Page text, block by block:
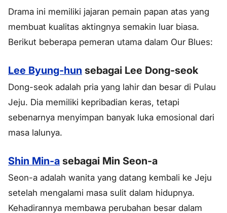
Drama ini memiliki jajaran pemain papan atas yang
membuat kualitas aktingnya semakin luar biasa.
Berikut beberapa pemeran utama dalam Our Blues:
Lee Byung-hun sebagai Lee Dong-seok
Dong-seok adalah pria yang lahir dan besar di Pulau
Jeju. Dia memiliki kepribadian keras, tetapi
sebenarnya menyimpan banyak luka emosional dari
masa lalunya.
Shin Min-a sebagai Min Seon-a
Seon-a adalah wanita yang datang kembali ke Jeju
setelah mengalami masa sulit dalam hidupnya.
Kehadirannya membawa perubahan besar dalam